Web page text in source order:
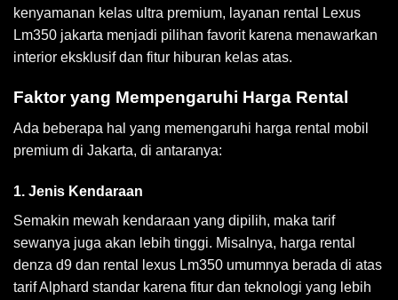
kenyamanan kelas ultra premium, layanan rental Lexus
Lm350 jakarta menjadi pilihan favorit karena menawarkan
interior eksklusif dan fitur hiburan kelas atas.
Faktor yang Mempengaruhi Harga Rental
Ada beberapa hal yang memengaruhi harga rental mobil
premium di Jakarta, di antaranya:
1. Jenis Kendaraan
Semakin mewah kendaraan yang dipilih, maka tarif
sewanya juga akan lebih tinggi. Misalnya, harga rental
denza d9 dan rental lexus Lm350 umumnya berada di atas
tarif Alphard standar karena fitur dan teknologi yang lebih